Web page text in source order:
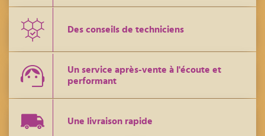
Des conseils de techniciens
Un service après-vente à l'écoute et
performant
Une livraison rapide